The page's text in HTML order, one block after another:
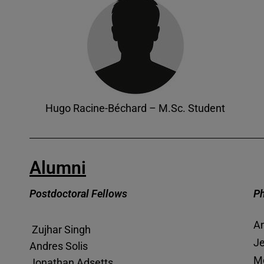
Hugo Racine-Béchard – M.Sc. Student
Alumni
Postdoctoral Fellows
Zujhar Singh
Andres Solis